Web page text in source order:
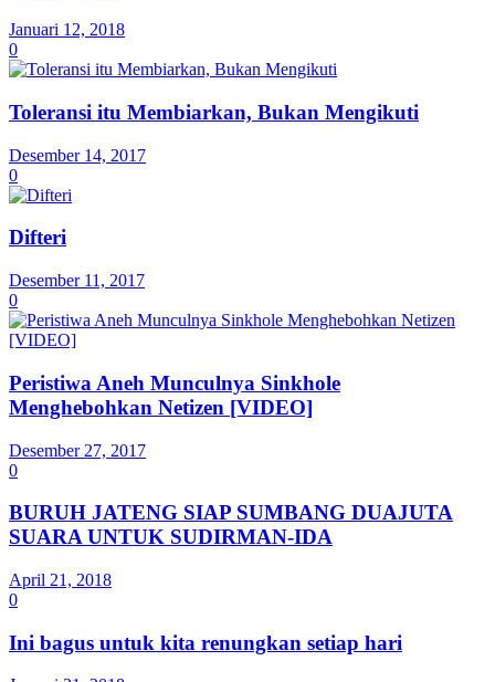
Januari 12, 2018
0
Toleransi itu Membiarkan, Bukan Mengikuti
Desember 14, 2017
0
Difteri
Desember 11, 2017
0
Peristiwa Aneh Munculnya Sinkhole
Menghebohkan Netizen [VIDEO]
Desember 27, 2017
0
BURUH JATENG SIAP SUMBANG DUAJUTA
SUARA UNTUK SUDIRMAN-IDA
April 21, 2018
0
Ini bagus untuk kita renungkan setiap hari